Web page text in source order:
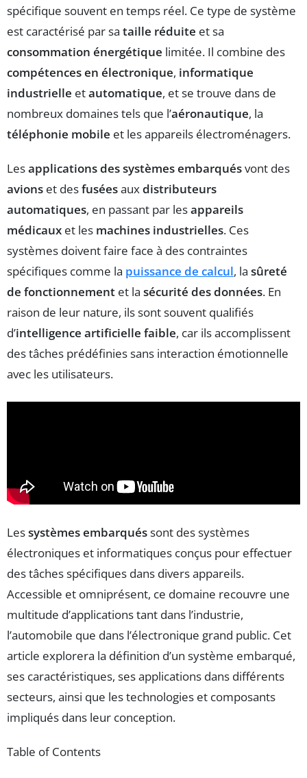
spécifique souvent en temps réel. Ce type de système
est caractérisé par sa taille réduite et sa
consommation énergétique limitée. Il combine des
compétences en électronique, informatique
industrielle etautomatique, et se trouve dans de
nombreux domaines tels que l’aéronautique, la
téléphonie mobile et les appareils électroménagers.
Lesapplications des systèmes embarquésvont des
avions et desfuséesauxdistributeurs
automatiques, en passant par lesappareils
médicaux et les machines industrielles. Ces
systèmes doivent faire face à des contraintes
spécifiques comme la puissance de calcul, la sûreté
de fonctionnement et la sécurité des données. En
raison de leur nature, ils sont souvent qualifiés
d’intelligence artificielle faible, car ils accomplissent
des tâches prédéfinies sans interaction émotionnelle
avec les utilisateurs.
Lessystèmes embarquéssont des systèmes
électroniques et informatiques conçus pour effectuer
des tâches spécifiques dans divers appareils.
Accessible et omniprésent, ce domaine recouvre une
multitude d’applications tant dans l’industrie,
l’automobile que dans l’électronique grand public. Cet
article explorera la définition d’un système embarqué,
ses caractéristiques, ses applications dans différents
secteurs, ainsi que les technologies et composants
impliqués dans leur conception.
Table of Contents